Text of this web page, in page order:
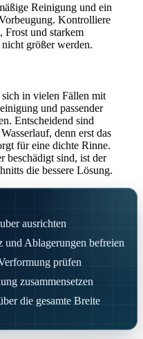
Reinigung und ein
Kontrolliere
Frost und starkem
größer werden.
in vielen Fällen mit
und passender
Entscheidend sind
denn erst das
für eine dichte Rinne.
beschädigt sind, ist der
die bessere Lösung.
ausrichten
Ablagerungen befreien
prüfen
zusammensetzen
die gesamte Breite